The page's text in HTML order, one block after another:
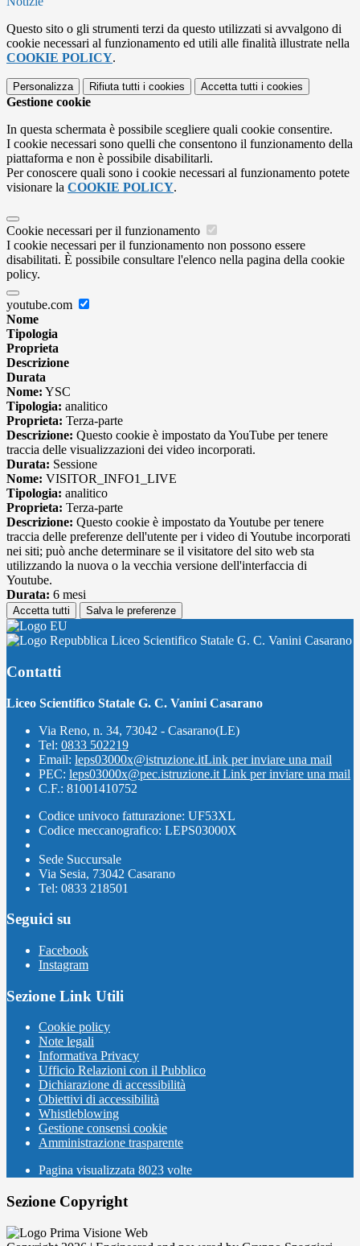
Questo sito o gli strumenti terzi da questo utilizzati si avvalgono di
cookie necessari al funzionamento ed utili alle finalità illustrate nella
COOKIE POLICY.
Personalizza Rifiuta tutti i cookies Accetta tutti i cookies
Gestione cookie
In questa schermata è possibile scegliere quali cookie consentire.
I cookie necessari sono quelli che consentono il funzionamento della
piattaforma e non è possibile disabilitarli.
Per conoscere quali sono i cookie necessari al funzionamento potete
visionare la COOKIE POLICY.
Cookie necessari per il funzionamento
I cookie necessari per il funzionamento non possono essere
disabilitati. È possibile consultare l'elenco nella pagina della cookie
policy.
youtube.com
Nome
Tipologia
Proprieta
Descrizione
Durata
Nome: YSC
Tipologia: analitico
Proprieta: Terza-parte
Descrizione: Questo cookie è impostato da YouTube per tenere
traccia delle visualizzazioni dei video incorporati.
Durata: Sessione
Nome: VISITOR_INFO1_LIVE
Tipologia: analitico
Proprieta: Terza-parte
Descrizione: Questo cookie è impostato da Youtube per tenere
traccia delle preferenze dell'utente per i video di Youtube incorporati
nei siti; può anche determinare se il visitatore del sito web sta
utilizzando la nuova o la vecchia versione dell'interfaccia di
Youtube.
Durata: 6 mesi
Accetta tutti Salva le preferenze
Liceo Scientifico Statale G. C. Vanini Casarano
Contatti
Liceo Scientifico Statale G. C. Vanini Casarano
Via Reno, n. 34, 73042 - Casarano(LE)
Tel: 0833 502219
Email: leps03000x@istruzione.itLink per inviare una mail
PEC: leps03000x@pec.istruzione.it Link per inviare una mail
C.F.: 81001410752
Codice univoco fatturazione: UF53XL
Codice meccanografico: LEPS03000X
Sede Succursale
Via Sesia, 73042 Casarano
Tel: 0833 218501
Seguici su
Facebook
Instagram
Sezione Link Utili
Cookie policy
Note legali
Informativa Privacy
Ufficio Relazioni con il Pubblico
Dichiarazione di accessibilità
Obiettivi di accessibilità
Whistleblowing
Gestione consensi cookie
Amministrazione trasparente
Pagina visualizzata 8023 volte
Sezione Copyright